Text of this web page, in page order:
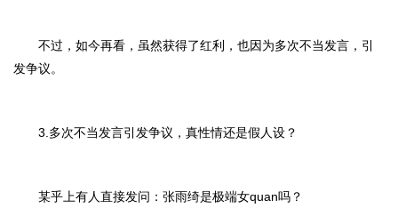
不过，如今再看，虽然获得了红利，也因为多次不当发言，引
发争议。
3.多次不当发言引发争议，真性情还是假人设？
某乎上有人直接发问：张雨绮是极端女quan吗？